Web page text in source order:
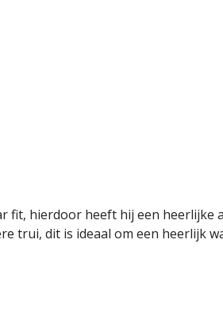
fit, hierdoor heeft hij een
trui, dit is ideaal om een heerlijk